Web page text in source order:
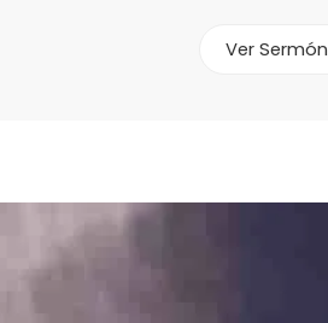
Ver Sermón